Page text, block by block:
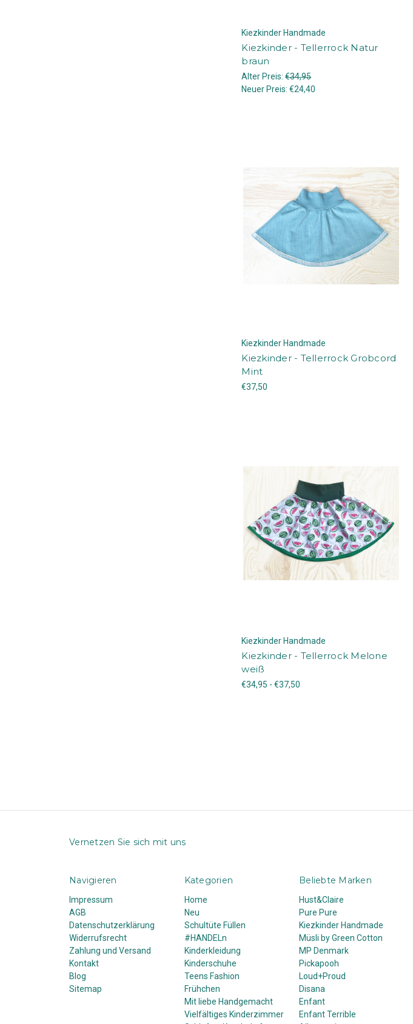
Kiezkinder Handmade
Kiezkinder - Tellerrock Natur
braun
Alter Preis:€34,95
Neuer Preis:€24,40
Kiezkinder Handmade
Kiezkinder - Tellerrock Grobcord
Mint
€37,50
Kiezkinder Handmade
Kiezkinder - Tellerrock Melone
weiß
€34,95 - €37,50
Vernetzen Sie sich mit uns
Navigieren
Impressum
AGB
Datenschutzerklärung
Widerrufsrecht
Zahlung und Versand
Kontakt
Blog
Sitemap
Kategorien
Home
Neu
Schultüte Füllen
#HANDELn
Kinderkleidung
Kinderschuhe
Teens Fashion
Frühchen
Mit liebe Handgemacht
Vielfältiges Kinderzimmer
Beliebte Marken
Hust&Claire
Pure Pure
Kiezkinder Handmade
Müsli by Green Cotton
MP Denmark
Pickapooh
Loud+Proud
Disana
Enfant
Enfant Terrible